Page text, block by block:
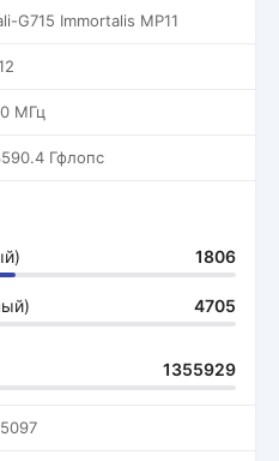
G715 Immortalis MP11
МГц
Гфлопс
1806
4705
1355929